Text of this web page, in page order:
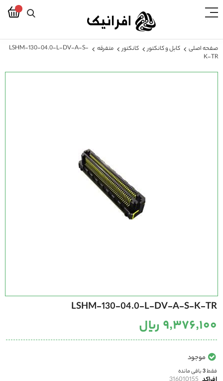
صفحه اصلی کابل و کانکتور کانکتور متفرقه
LSHM-130-04.0-L-DV-A-S-
K-TR
رفتن
رفتن
به
گالری
LSHM-130-04.0-L-DV-A-S-K-TR
۹٬۳۷۶٬۱۰۰ ریال
موجود
فقط3باقی مانده